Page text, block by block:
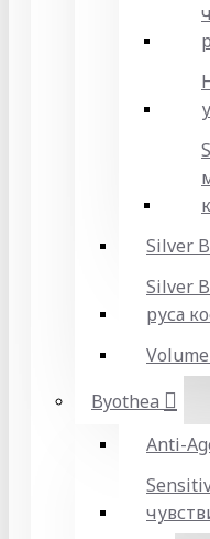
Silver
Silver
руса
Byothea
Anti-